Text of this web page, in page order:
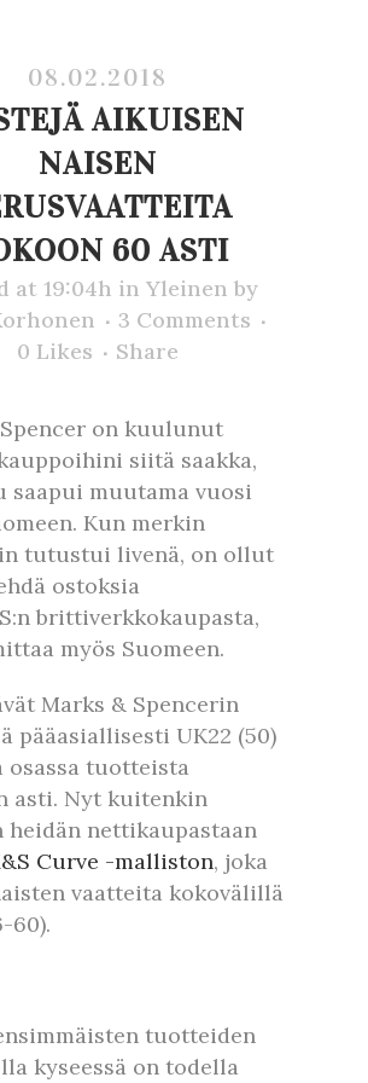
08.02.2018
AIKUISEN
NAISEN
60 ASTI
at 19:04h in Yleinen by
3 Comments
0 Likes Share
on kuulunut
siitä saakka,
saapui muutama vuosi
Kun merkin
tutustui livenä, on ollut
ostoksia
brittiverkkokaupasta,
myös Suomeen.
Marks & Spencerin
pääasiallisesti UK22 (50)
osassa tuotteista
asti. Nyt kuitenkin
heidän nettikaupastaan
Curve -malliston, joka
vaatteita kokovälillä
60).
tuotteiden
kyseessä on todella